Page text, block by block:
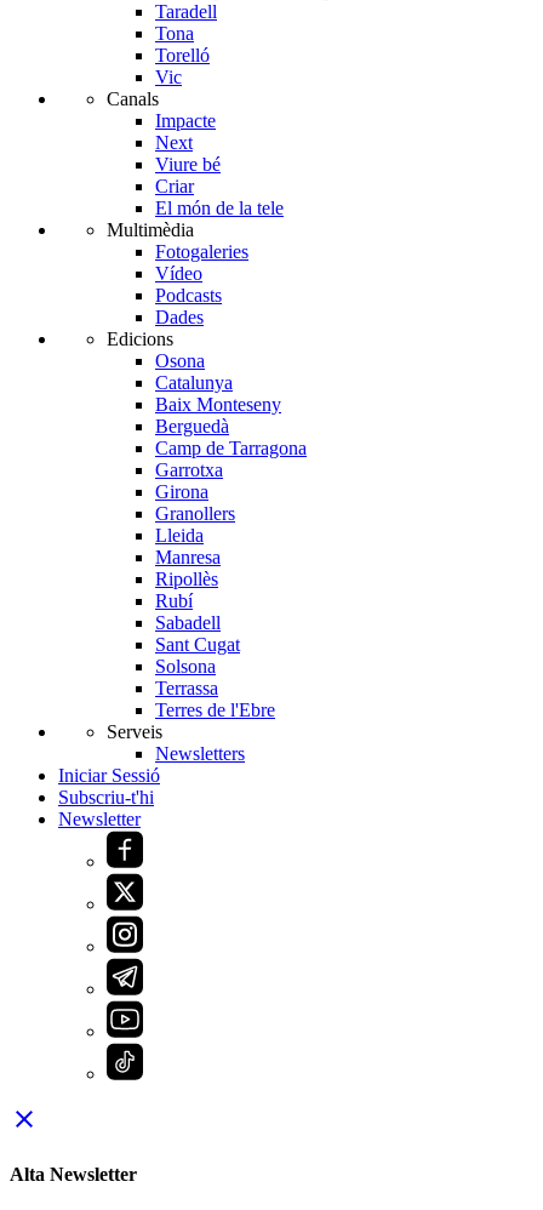
Taradell
Tona
Torelló
Vic
Canals
Impacte
Next
Viure bé
Criar
El món de la tele
Multimèdia
Fotogaleries
Vídeo
Podcasts
Dades
Edicions
Osona
Catalunya
Baix Monteseny
Berguedà
Camp de Tarragona
Garrotxa
Girona
Granollers
Lleida
Manresa
Ripollès
Rubí
Sabadell
Sant Cugat
Solsona
Terrassa
Terres de l'Ebre
Serveis
Newsletters
Iniciar Sessió
Subscriu-t'hi
Newsletter
close
Alta Newsletter